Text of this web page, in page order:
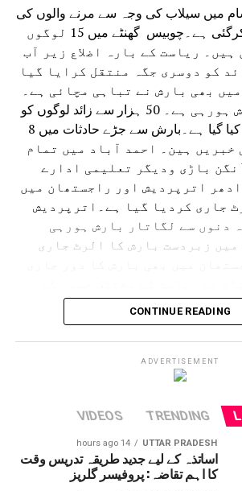
میں سیلاب کی وجہ سے مرنے والوں کی
تعداد 61 سے تجاوز کرگئی ہے۔چوبیس گھنٹے میں 15 لوگوں
ریاست کے بارہ اضلاع زیر آب
سے زائد کو دوسری جگہ منتقل کرایا گیا
بھی بارش نے تباہی مچائی ہے۔
وہاں مسلسل بارش ہورہی ہے۔ 50 ہزار سے زائد لوگوں کو
دوسری جگہ منتقل کیا گیا ہے۔بارش سے جڑے حادثات میں 8
خبریں ہین۔ احمد آباد میں تمام
باڑی ودیگر تعلیمی ادارے
اترپردیش اور راجستھان میں
جاری کردیا گیا ہے۔اترپردیش
دنوں سے لگاتار بارش ہورہی
میں زبردست بارش کا الرٹ جاری
ہے۔ حالانکہ جموں وکشمیر
کی وجہ سے آمدورفت ٹھپ تھی لیکن
آمدورفت جاری ہوئی ہے۔
شروع کردی گئی ہے۔
CONTINUE READING
ADVERTISEMENT
TRENDING
VIDEOS
UTTAR PRADESH
14 hours ago
اساتذہ کے لیے جدید طریقہ تدریس وقت
کا اہم تقاضہ: پروفیسر گلریز